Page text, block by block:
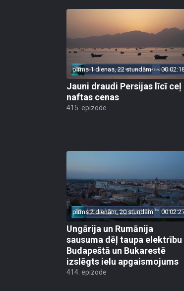
pirms 1 dienas, 22 stundām
Jauni draudi Persijas līcī ceļ
naftas cenas
415. epizode
pirms 2 dienām, 20 stundām
Ungārija un Rumānija
sausuma dēļ taupa elektrību
Budapeštā un Bukarestē
izslēgts ielu apgaismojums
414. epizode